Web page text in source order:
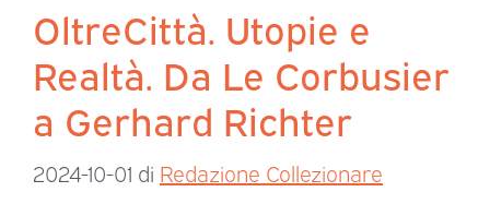
OltreCittà. Utopie e
Realtà. Da Le Corbusier
a Gerhard Richter
2024-10-01 di Redazione Collezionare